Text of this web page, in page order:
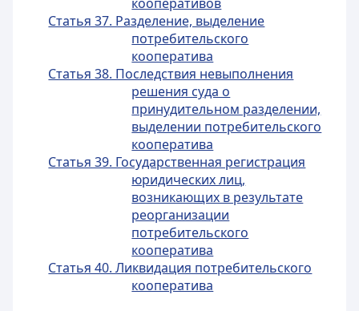
Статья 37. Разделение, выделение
потребительского
кооператива
Статья 38. Последствия невыполнения
решения суда о
принудительном разделении,
выделении потребительского
кооператива
Статья 39. Государственная регистрация
юридических лиц,
возникающих в результате
реорганизации
потребительского
кооператива
Статья 40. Ликвидация потребительского
кооператива